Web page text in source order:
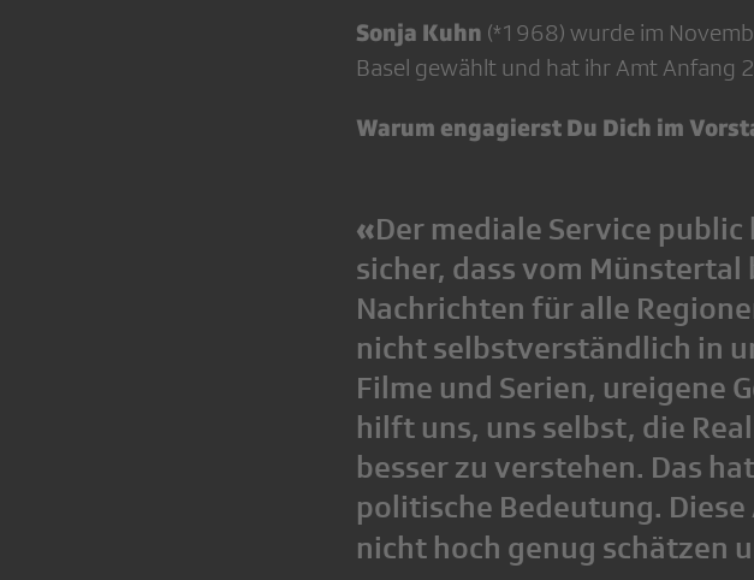
Sonja Kuhn (*1968) wurde im
Basel gewählt und hat ihr Amt Anfang
Warum engagierst Du Dich im
«Der mediale Service
sicher, dass vom Münstertal
Nachrichten für alle
nicht selbstverständlich in
Filme und Serien, ureigene
hilft uns, uns selbst, die
besser zu verstehen. Das
politische Bedeutung.
nicht hoch genug schätzen